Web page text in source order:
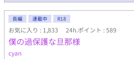
長編 連載中 R18
お気に入り : 1,833 24h.ポイント : 589
僕の過保護な旦那様
cyan